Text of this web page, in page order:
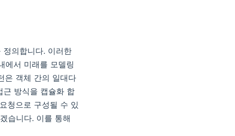
의합니다. 이러한
에서 미래를 모델링
은 객체 간의 일대다
방식을 캡슐화 합
청으로 구성될 수 있
습니다. 이를 통해